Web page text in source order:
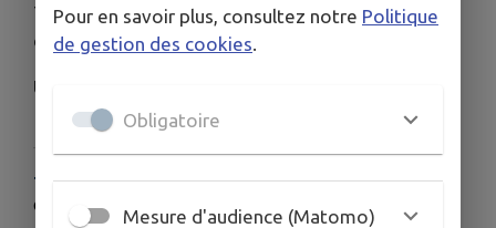
Toute la programmation est à retrouver dans le
dépliant Culture d’été ou sur notre site web !
Un bel été culturel vous attend !
TARIFS
Gratuit pour tous!
Pour en savoir plus, consultez notre Politique
de gestion des cookies.
Obligatoire
Mesure d'audience (Matomo)